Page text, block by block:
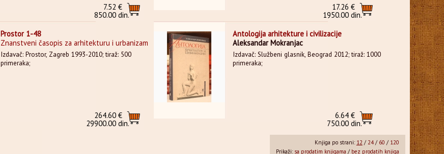
7.52 €
850.00 din.
17.26 €
1950.00 din.
Prostor 1-48
Znanstveni časopis za arhitekturu i urbanizam
Izdavač: Prostor, Zagreb 1993-2010; tiraž: 500
primeraka;
264.60 €
29900.00 din.
Antologija arhitekture i civilizacije
Aleksandar Mokranjac
Izdavač: Službeni glasnik, Beograd 2012; tiraž: 1000
primeraka;
6.64 €
750.00 din.
Knjiga po strani: 12 / 24/ 60 / 120
Prikaži: sa prodatim knjigama / bez prodatih knjiga